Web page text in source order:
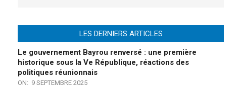
LES DERNIERS ARTICLES
Le gouvernement Bayrou renversé : une première
historique sous la Ve République, réactions des
politiques réunionnais
ON: 9 SEPTEMBRE 2025